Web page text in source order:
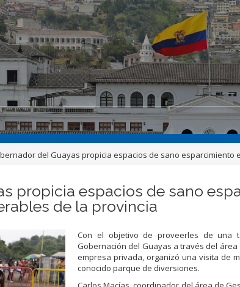
del Guayas propicia espacios de sano
propicia espacios de sano
de la provincia
Con el objetivo de proveerles de una
Gobernación del Guayas a través del
empresa privada, organizó una visita de
conocido parque de diversiones.